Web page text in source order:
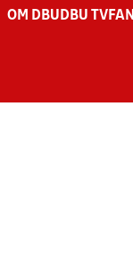
OM DBU DBU TV